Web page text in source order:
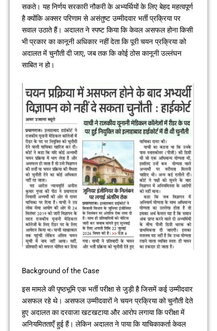
सकते। यह निर्णय सरकारी नौकरी के अभ्यर्थियों के लिए बेहद महत्वपूर्ण
है क्योंकि अक्सर परिणाम से असंतुष्ट उम्मीदवार भर्ती प्रक्रिया पर
सवाल उठाते हैं। अदालत ने स्पष्ट किया कि केवल असफल होना किसी
भी प्रकार का कानूनी अधिकार नहीं देता कि पूरी चयन प्रक्रिया को
अदालत में चुनौती दी जाए, जब तक कि कोई ठोस कानूनी उल्लंघन
साबित न हो।
Background of the Case
इस मामले की पृष्ठभूमि एक भर्ती परीक्षा से जुड़ी है जिसमें कई उम्मीदवार
असफल रहे थे। असफल उम्मीदवारों ने चयन प्रक्रिया को चुनौती देते
हुए अदालत का दरवाजा खटखटाया और आरोप लगाया कि परीक्षा में
अनियमितताएँ हुई हैं। लेकिन अदालत ने पाया कि याचिकाकर्ता केवल